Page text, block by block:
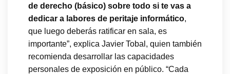
de derecho (básico) sobre todo si te vas a
dedicar a labores de peritaje informático,
que luego deberás ratificar en sala, es
importante”, explica Javier Tobal, quien también
recomienda desarrollar las capacidades
personales de exposición en público. “Cada